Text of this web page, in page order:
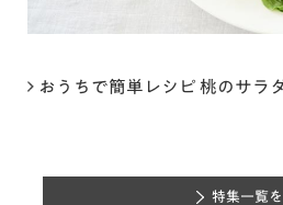
おうちで簡単レシピ 桃のサラ
特集一覧